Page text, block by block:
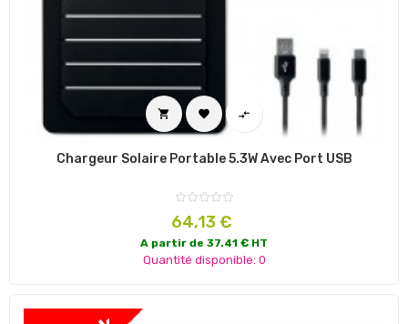
  
Chargeur Solaire Portable 5.3W Avec Port USB
Prix
64,13 €
A partir de 37.41 € HT
Quantité disponible: 0